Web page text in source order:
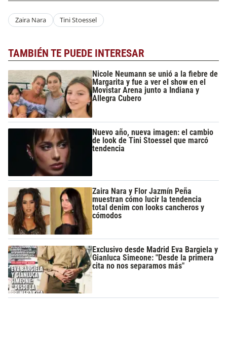
Zaira Nara Tini Stoessel
TAMBIÉN TE PUEDE INTERESAR
Nicole Neumann se unió a la fiebre de
Margarita y fue a ver el show en el
Movistar Arena junto a Indiana y
Allegra Cubero
Nuevo año, nueva imagen: el cambio
de look de Tini Stoessel que marcó
tendencia
Zaira Nara y Flor Jazmín Peña
muestran cómo lucir la tendencia
total denim con looks cancheros y
cómodos
Exclusivo desde Madrid Eva Bargiela y
Gianluca Simeone: "Desde la primera
cita no nos separamos más"